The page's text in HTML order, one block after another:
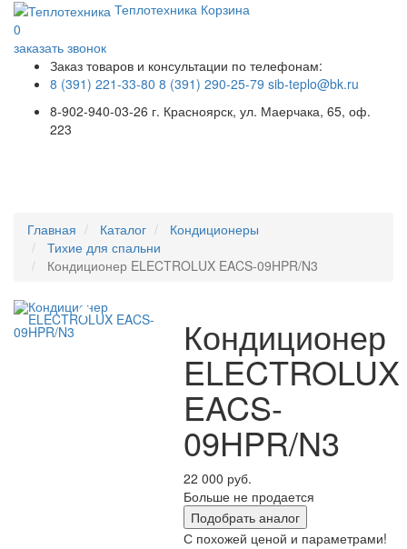
Теплотехника Корзина
0
заказать звонок
Заказ товаров и консультации по телефонам:
8 (391) 221-33-80 8 (391) 290-25-79 sib-teplo@bk.ru
8-902-940-03-26 г. Красноярск, ул. Маерчака, 65, оф.
223
Главная Каталог
Кондиционеры
Тихие для спальни
Кондиционер ELECTROLUX EACS-09HPR/N3
Кондиционер
ELECTROLUX
EACS-
09HPR/N3
22 000 руб.
Больше не продается
Подобрать аналог
С похожей ценой и параметрами!